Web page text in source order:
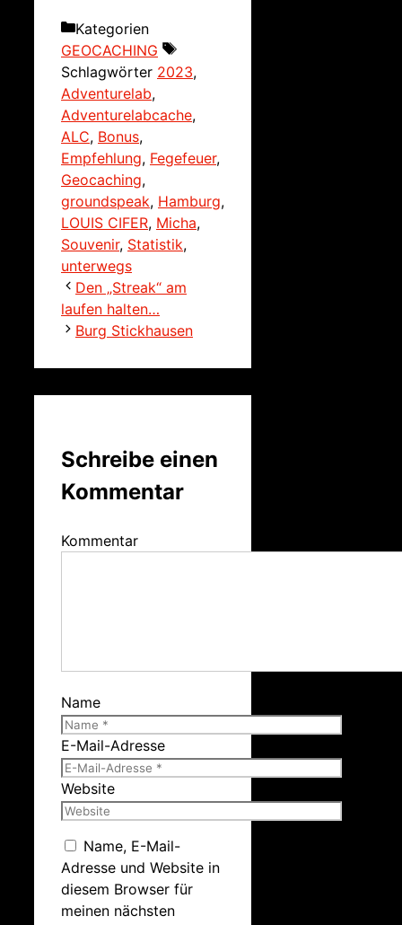
Kategorien
GEOCACHING
Schlagwörter 2023,
Adventurelab,
Adventurelabcache,
ALC, Bonus,
Empfehlung, Fegefeuer,
Geocaching,
groundspeak, Hamburg,
LOUIS CIFER, Micha,
Souvenir, Statistik,
unterwegs
Den „Streak“ am
laufen halten…
Burg Stickhausen
Schreibe einen
Kommentar
Kommentar
Name
E-Mail-Adresse
Website
Name, E-Mail-
Adresse und Website in
diesem Browser für
meinen nächsten